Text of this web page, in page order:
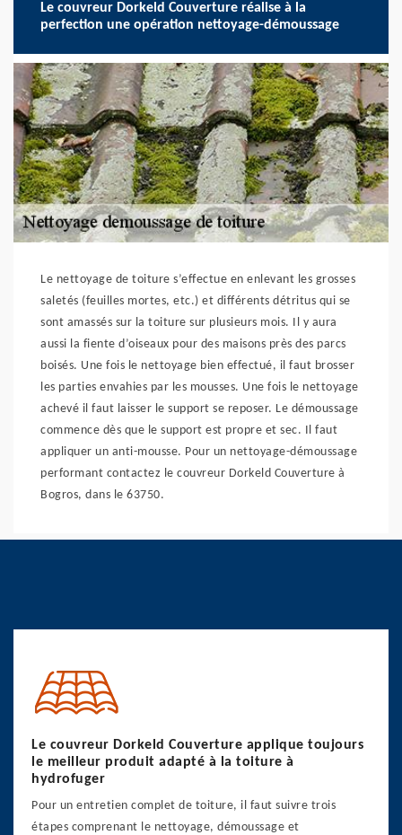
Le couvreur Dorkeld Couverture réalise à la
perfection une opération nettoyage-démoussage
Le nettoyage de toiture s’effectue en enlevant les grosses
saletés (feuilles mortes, etc.) et différents détritus qui se
sont amassés sur la toiture sur plusieurs mois. Il y aura
aussi la fiente d’oiseaux pour des maisons près des parcs
boisés. Une fois le nettoyage bien effectué, il faut brosser
les parties envahies par les mousses. Une fois le nettoyage
achevé il faut laisser le support se reposer. Le démoussage
commence dès que le support est propre et sec. Il faut
appliquer un anti-mousse. Pour un nettoyage-démoussage
performant contactez le couvreur Dorkeld Couverture à
Bogros, dans le 63750.
Le couvreur Dorkeld Couverture applique toujours
le meilleur produit adapté à la toiture à
hydrofuger
Pour un entretien complet de toiture, il faut suivre trois
étapes comprenant le nettoyage, démoussage et